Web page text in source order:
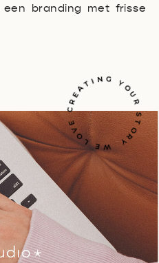
W
E
L
O
V
E
C
R
E
A
T
ING
Y
O
U
R
S
T
OR
Y
branding met frisse